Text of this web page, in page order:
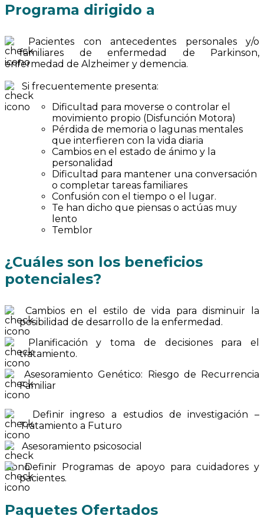
Programa dirigido a
Pacientes con antecedentes personales y/o
familiares de enfermedad de Parkinson,
enfermedad de Alzheimer y demencia.
Si frecuentemente presenta:
Dificultad para moverse o controlar el
movimiento propio (Disfunción Motora)
Pérdida de memoria o lagunas mentales
que interfieren con la vida diaria
Cambios en el estado de ánimo y la
personalidad
Dificultad para mantener una conversación
o completar tareas familiares
Confusión con el tiempo o el lugar.
Te han dicho que piensas o actúas muy
lento
Temblor
¿Cuáles son los beneficios
potenciales?
Cambios en el estilo de vida para disminuir la
posibilidad de desarrollo de la enfermedad.
Planificación y toma de decisiones para el
tratamiento.
Asesoramiento Genético: Riesgo de Recurrencia
Familiar
Definir ingreso a estudios de investigación –
Tratamiento a Futuro
Asesoramiento psicosocial
Definir Programas de apoyo para cuidadores y
pacientes.
Paquetes Ofertados